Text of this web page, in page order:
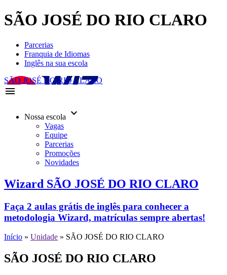
SÃO JOSÉ DO RIO CLARO
Parcerias
Franquia de Idiomas
Inglês na sua escola
SÃO JOSÉ DO RIO CLARO
menu
Nossa escola keyboard_arrow_down
Vagas
Equipe
Parcerias
Promoções
Novidades
Wizard SÃO JOSÉ DO RIO CLARO
Faça 2 aulas grátis de inglês para conhecer a
metodologia Wizard, matrículas sempre abertas!
Início » Unidade » SÃO JOSÉ DO RIO CLARO
SÃO JOSÉ DO RIO CLARO